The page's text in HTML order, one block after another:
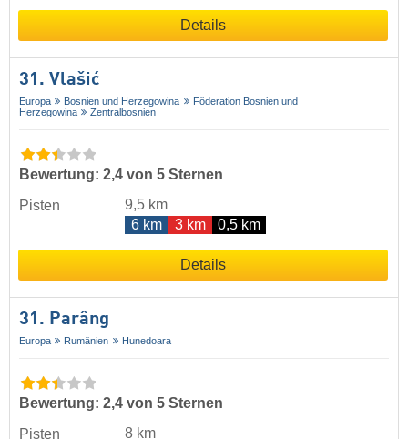
Details
31. Vlašić
Europa Bosnien und Herzegowina
Föderation Bosnien und
Herzegowina
Zentralbosnien
Bewertung: 2,4 von 5 Sternen
Pisten
9,5 km
6 km
3 km 0,5 km
Details
31. Parâng
Europa Rumänien Hunedoara
Bewertung: 2,4 von 5 Sternen
Pisten
8 km